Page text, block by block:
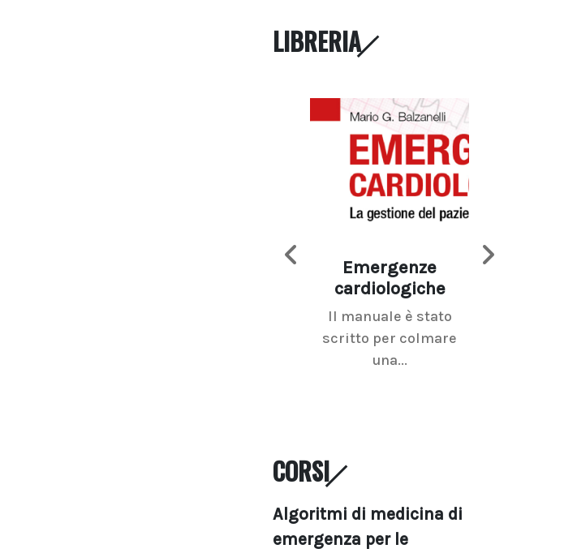
LIBRERIA
Emergenze
cardiologiche
Il manuale è stato
scritto per colmare
una...
CORSI
Algoritmi di medicina di
emergenza per le